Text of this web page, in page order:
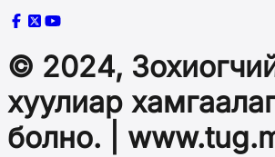
© 2024,
хуулиар
болно. |